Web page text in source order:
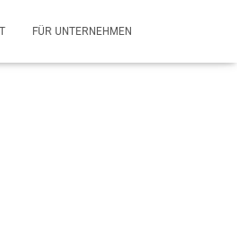
FÜR UNTERNEHMEN